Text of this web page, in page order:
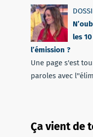
les
l’émission ?
Une page s'est
paroles avec
Ça vient de